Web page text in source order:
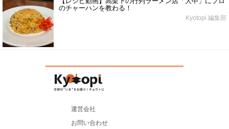
のチャーハンを教わる！
Kyotopi 編集部
運営会社
お問い合わせ